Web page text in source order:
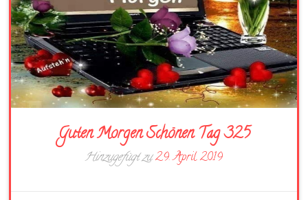
Guten Morgen Schönen Tag 325
Hinzugefügt zu29. April 2019